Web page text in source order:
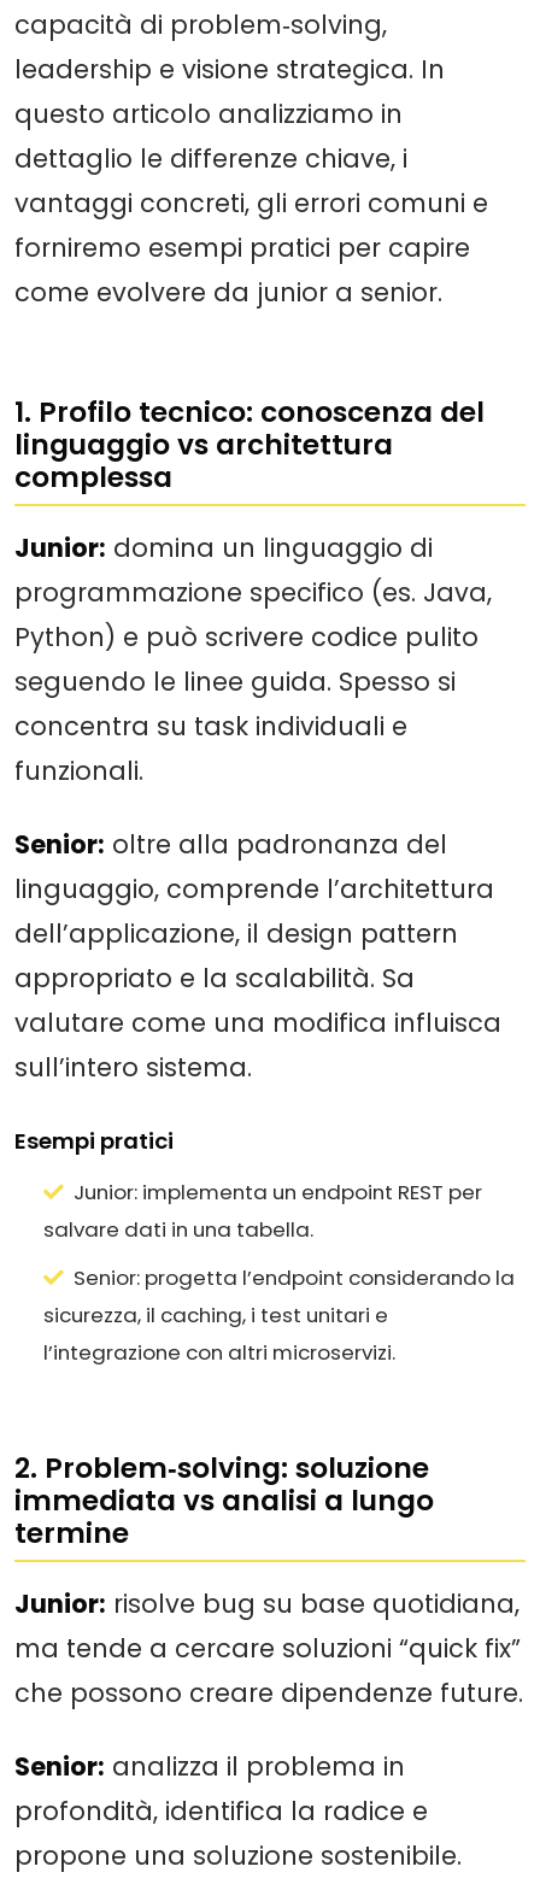
capacità di problem‑solving,
leadership e visione strategica. In
questo articolo analizziamo in
dettaglio le differenze chiave, i
vantaggi concreti, gli errori comuni e
forniremo esempi pratici per capire
come evolvere da junior a senior.
1. Profilo tecnico: conoscenza del
linguaggio vs architettura
complessa
Junior: domina un linguaggio di
programmazione specifico (es. Java,
Python) e può scrivere codice pulito
seguendo le linee guida. Spesso si
concentra su task individuali e
funzionali.
Senior: oltre alla padronanza del
linguaggio, comprende l’architettura
dell’applicazione, il design pattern
appropriato e la scalabilità. Sa
valutare come una modifica influisca
sull’intero sistema.
Esempi pratici
Junior: implementa un endpoint REST per
salvare dati in una tabella.
Senior: progetta l’endpoint considerando la
sicurezza, il caching, i test unitari e
l’integrazione con altri microservizi.
2. Problem‑solving: soluzione
immediata vs analisi a lungo
termine
Junior: risolve bug su base quotidiana,
ma tende a cercare soluzioni “quick fix”
che possono creare dipendenze future.
Senior: analizza il problema in
profondità, identifica la radice e
propone una soluzione sostenibile.